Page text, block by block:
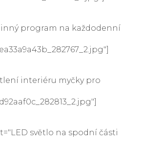
program na každodenní
interiéru myčky pro
světlo na spodní části